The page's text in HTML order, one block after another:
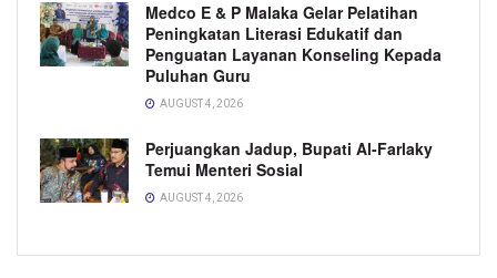
Medco E & P Malaka Gelar Pelatihan
Peningkatan Literasi Edukatif dan
Penguatan Layanan Konseling Kepada
Puluhan Guru
AUGUST 4, 2026
Perjuangkan Jadup, Bupati Al-Farlaky
Temui Menteri Sosial
AUGUST 4, 2026